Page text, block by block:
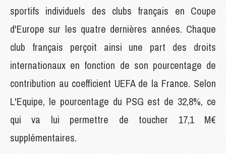
sportifs individuels des clubs français en Coupe
d'Europe sur les quatre dernières années. Chaque
club français perçoit ainsi une part des droits
internationaux en fonction de son pourcentage de
contribution au coefficient UEFA de la France. Selon
L'Equipe, le pourcentage du PSG est de 32,8%, ce
qui va lui permettre de toucher 17,1 M€
supplémentaires.